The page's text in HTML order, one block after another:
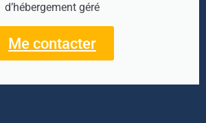
d’hébergement géré
Me contacter